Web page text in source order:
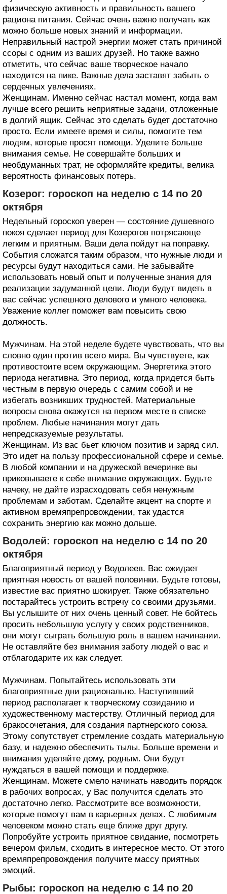
физическую активность и правильность вашего
рациона питания. Сейчас очень важно получать как
можно больше новых знаний и информации.
Неправильный настрой энергии может стать причиной
ссоры с одним из ваших друзей. Но также важно
отметить, что сейчас ваше творческое начало
находится на пике. Важные дела заставят забыть о
сердечных увлечениях.
Женщинам. Именно сейчас настал момент, когда вам
лучше всего решить неприятные задачи, отложенные
в долгий ящик. Сейчас это сделать будет достаточно
просто. Если имеете время и силы, помогите тем
людям, которые просят помощи. Уделите больше
внимания семье. Не совершайте больших и
необдуманных трат, не оформляйте кредиты, велика
вероятность финансовых потерь.
Козерог: гороскоп на неделю с 14 по 20
октября
Недельный гороскоп уверен — состояние душевного
покоя сделает период для Козерогов потрясающе
легким и приятным. Ваши дела пойдут на поправку.
События сложатся таким образом, что нужные люди и
ресурсы будут находиться сами. Не забывайте
использовать новый опыт и полученные знания для
реализации задуманной цели. Люди будут видеть в
вас сейчас успешного делового и умного человека.
Уважение коллег поможет вам повысить свою
должность.
Мужчинам. На этой неделе будете чувствовать, что вы
словно один против всего мира. Вы чувствуете, как
противостоите всем окружающим. Энергетика этого
периода негативна. Это период, когда придется быть
честным в первую очередь с самим собой и не
избегать возникших трудностей. Материальные
вопросы снова окажутся на первом месте в списке
проблем. Любые начинания могут дать
непредсказуемые результаты.
Женщинам. Из вас бьет ключом позитив и заряд сил.
Это идет на пользу профессиональной сфере и семье.
В любой компании и на дружеской вечеринке вы
приковываете к себе внимание окружающих. Будьте
начеку, не дайте израсходовать себя ненужным
проблемам и заботам. Сделайте акцент на спорте и
активном времяпрепровождении, так удастся
сохранить энергию как можно дольше.
Водолей: гороскоп на неделю с 14 по 20
октября
Благоприятный период у Водолеев. Вас ожидает
приятная новость от вашей половинки. Будьте готовы,
известие вас приятно шокирует. Также обязательно
постарайтесь устроить встречу со своими друзьями.
Вы услышите от них очень ценный совет. Не бойтесь
просить небольшую услугу у своих родственников,
они могут сыграть большую роль в вашем начинании.
Не оставляйте без внимания заботу людей о вас и
отблагодарите их как следует.
Мужчинам. Попытайтесь использовать эти
благоприятные дни рационально. Наступивший
период располагает к творческому созиданию и
художественному мастерству. Отличный период для
бракосочетания, для создания партнерского союза.
Этому сопутствует стремление создать материальную
базу, и надежно обеспечить тылы. Больше времени и
внимания уделяйте дому, родным. Они будут
нуждаться в вашей помощи и поддержке.
Женщинам. Можете смело начинать наводить порядок
в рабочих вопросах, у Вас получится сделать это
достаточно легко. Рассмотрите все возможности,
которые помогут вам в карьерных делах. С любимым
человеком можно стать еще ближе друг другу.
Попробуйте устроить приятное свидание, посмотреть
вечером фильм, сходить в интересное место. От этого
времяпрепровождения получите массу приятных
эмоций.
Рыбы: гороскоп на неделю с 14 по 20